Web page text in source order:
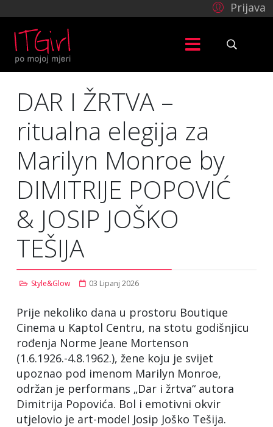
Prijava
DAR I ŽRTVA –
ritualna elegija za
Marilyn Monroe by
DIMITRIJE POPOVIĆ
& JOSIP JOŠKO
TEŠIJA
Style&Glow 03 Lipanj 2026
Prije nekoliko dana u prostoru Boutique
Cinema u Kaptol Centru, na stotu godišnjicu
rođenja Norme Jeane Mortenson
(1.6.1926.-4.8.1962.), žene koju je svijet
upoznao pod imenom Marilyn Monroe,
održan je performans „Dar i žrtva“ autora
Dimitrija Popovića. Bol i emotivni okvir
utjelovio je art-model Josip Joško Tešija.